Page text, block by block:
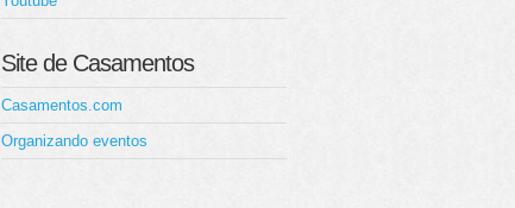
Site de Casamentos
Casamentos.com
Organizando eventos